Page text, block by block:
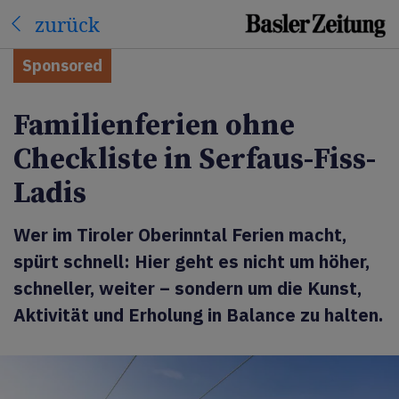
zurück
Sponsored
Familienferien ohne
Checkliste in Serfaus-Fiss-
Ladis
Wer im Tiroler Oberinntal Ferien macht,
spürt schnell: Hier geht es nicht um höher,
schneller, weiter – sondern um die Kunst,
Aktivität und Erholung in Balance zu halten.